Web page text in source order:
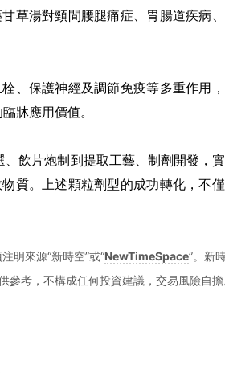
草湯對頸間腰腿痛症、胃腸道疾病
、保護神經及調節免疫等多重作用
牀應用價值。
飲片炮制到提取工藝、制劑開發，
質。上述顆粒劑型的成功轉化，不
明來源“新時空”或“NewTimeSpace”。新
參考，不構成任何投資建議，交易風險自